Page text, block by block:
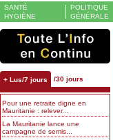
SANTÉ
HYGIÈNE
POLITIQUE
GÉNÉRALE
+ Lus/7 jours /30 jours
Pour une retraite digne en
Mauritanie : relever...
La Mauritanie lance une
campagne de semis...